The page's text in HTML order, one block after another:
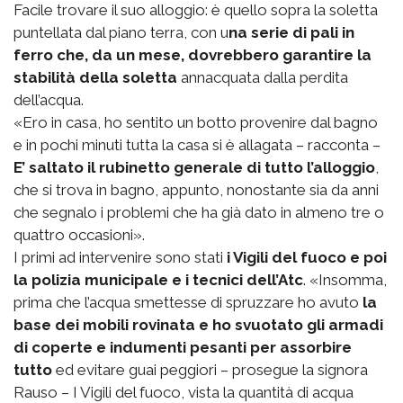
Facile trovare il suo alloggio: è quello sopra la soletta
puntellata dal piano terra, con una serie di pali in
ferro che, da un mese, dovrebbero garantire la
stabilità della soletta annacquata dalla perdita
dell’acqua.
«Ero in casa, ho sentito un botto provenire dal bagno
e in pochi minuti tutta la casa si è allagata – racconta –
E’ saltato il rubinetto generale di tutto l’alloggio,
che si trova in bagno, appunto, nonostante sia da anni
che segnalo i problemi che ha già dato in almeno tre o
quattro occasioni».
I primi ad intervenire sono stati i Vigili del fuoco e poi
la polizia municipale e i tecnici dell’Atc. «Insomma,
prima che l’acqua smettesse di spruzzare ho avuto la
base dei mobili rovinata e ho svuotato gli armadi
di coperte e indumenti pesanti per assorbire
tutto ed evitare guai peggiori – prosegue la signora
Rauso – I Vigili del fuoco, vista la quantità di acqua